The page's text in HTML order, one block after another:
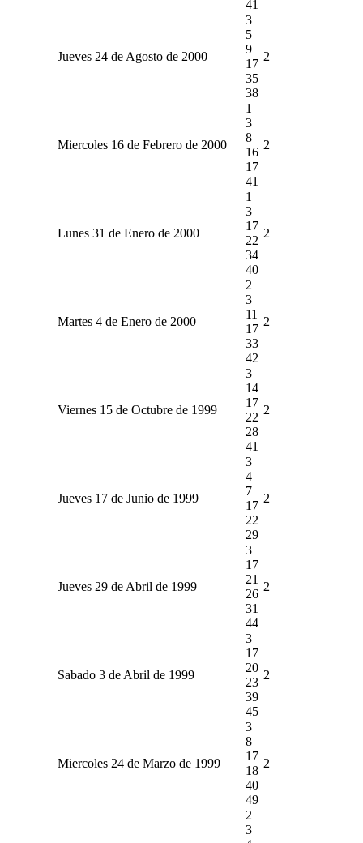
41
Jueves 24 de Agosto de 2000
3
5
9
17
35
38
2
Miercoles 16 de Febrero de 2000
1
3
8
16
17
41
2
Lunes 31 de Enero de 2000
1
3
17
22
34
40
2
Martes 4 de Enero de 2000
2
3
11
17
33
42
2
Viernes 15 de Octubre de 1999
3
14
17
22
28
41
2
Jueves 17 de Junio de 1999
3
4
7
17
22
29
2
Jueves 29 de Abril de 1999
3
17
21
26
31
44
2
Sabado 3 de Abril de 1999
3
17
20
23
39
45
2
Miercoles 24 de Marzo de 1999
3
8
17
18
40
49
2
2
3